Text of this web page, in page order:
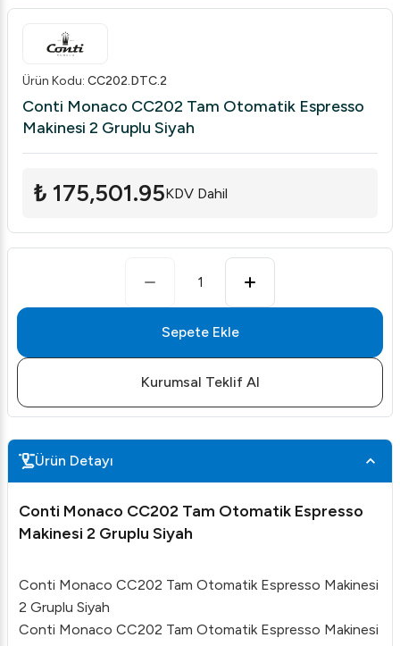
Ürün Kodu: CC202.DTC.2
Conti Monaco CC202 Tam Otomatik Espresso
Makinesi 2 Gruplu Siyah
₺ 175,501.95KDV Dahil
1
Sepete Ekle
Kurumsal Teklif Al
Ürün Detayı
Conti Monaco CC202 Tam Otomatik Espresso
Makinesi 2 Gruplu Siyah
Conti Monaco CC202 Tam Otomatik Espresso Makinesi
2 Gruplu Siyah
Conti Monaco CC202 Tam Otomatik Espresso Makinesi